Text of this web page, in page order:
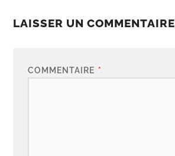
LAISSER UN COMMENTAIRE
COMMENTAIRE *